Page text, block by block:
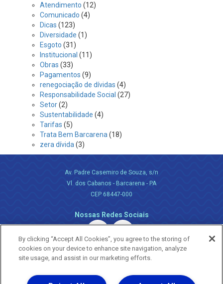
Atendimento (12)
Comunicado (4)
Dicas (123)
Diversidade (1)
Esgoto (31)
Institucional (11)
Obras (33)
Pagamentos (9)
renegociação de dívidas (4)
Responsabilidade Social (27)
Setor(2)
Sustentabilidade (4)
Tarifas (5)
Trata Bem Barcarena (18)
zera dívida (3)
Av. Padre Casemiro de Souza, s/n
Vl. dos Cabanos - Barcarena - PA
CEP 68447-000
Nossas Redes Sociais
By clicking “Accept All Cookies”, you agree to the storing of
cookies on your device to enhance site navigation, analyze
site usage, and assist in our marketing efforts.